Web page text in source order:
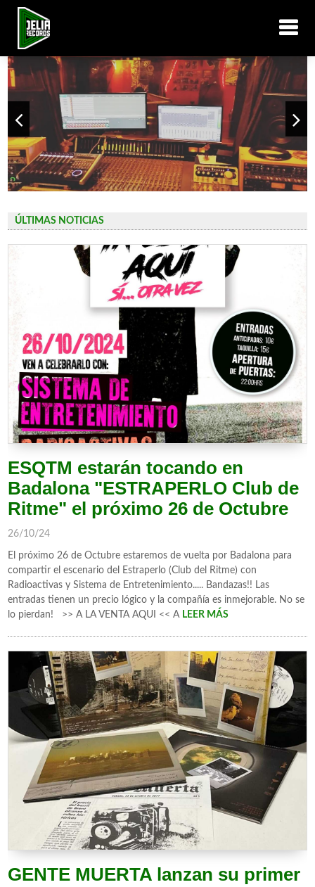
ÚLTIMAS NOTICIAS
ESQTM estarán tocando en
Badalona "ESTRAPERLO Club de
Ritme" el próximo 26 de Octubre
26/10/24
El próximo 26 de Octubre estaremos de vuelta por Badalona para
compartir el escenario del Estraperlo (Club del Ritme) con
Radioactivas y Sistema de Entretenimiento..... Bandazas!! Las
entradas tienen un precio lógico y la compañía es inmejorable. No se
lo pierdan! >> A LA VENTA AQUI << A LEER MÁS
GENTE MUERTA lanzan su primer